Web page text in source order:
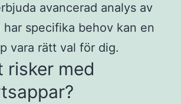
avancerad analys av
har specifika behov kan en
vara rätt val för dig.
risker med